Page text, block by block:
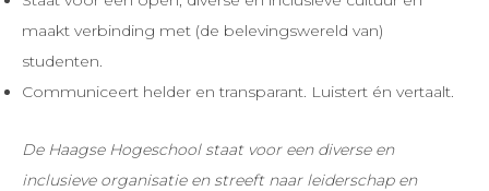
maakt verbinding met (de belevingswereld van)
studenten.
Communiceert helder en transparant. Luistert én vertaalt.
De Haagse Hogeschool staat voor een diverse en
inclusieve organisatie en streeft naar leiderschap en